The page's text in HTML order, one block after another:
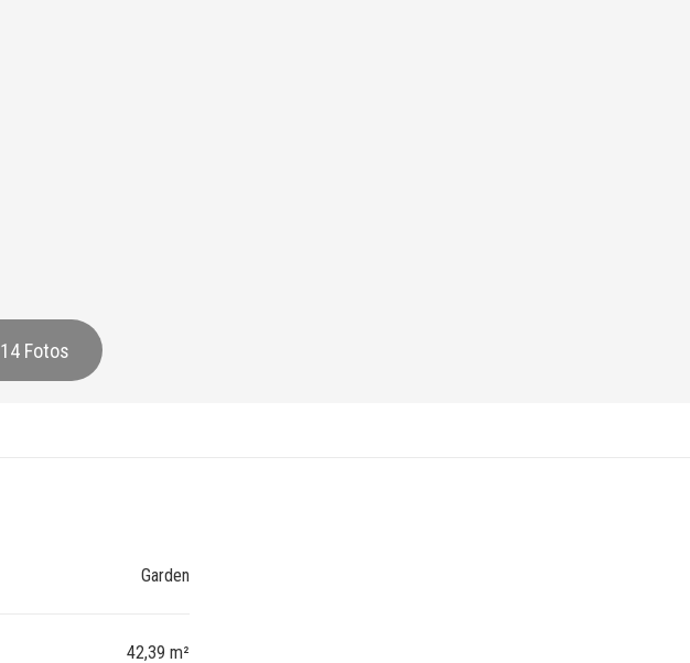
14 Fotos
Garden
42,39 m²